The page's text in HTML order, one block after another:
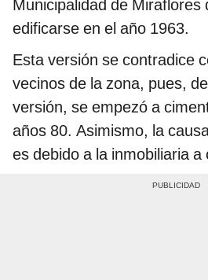
Municipalidad de Miraflores
edificarse en el año 1963.
Esta versión se contradice
vecinos de la zona, pues,
versión, se empezó a
años 80. Asimismo, la
es debido a la inmobiliaria a